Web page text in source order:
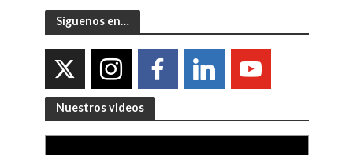
Síguenos en…
Nuestros videos